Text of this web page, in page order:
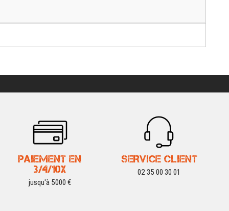
PAIEMENT EN
3/4/10X
jusqu'à 5000 €
SERVICE CLIENT
02 35 00 30 01